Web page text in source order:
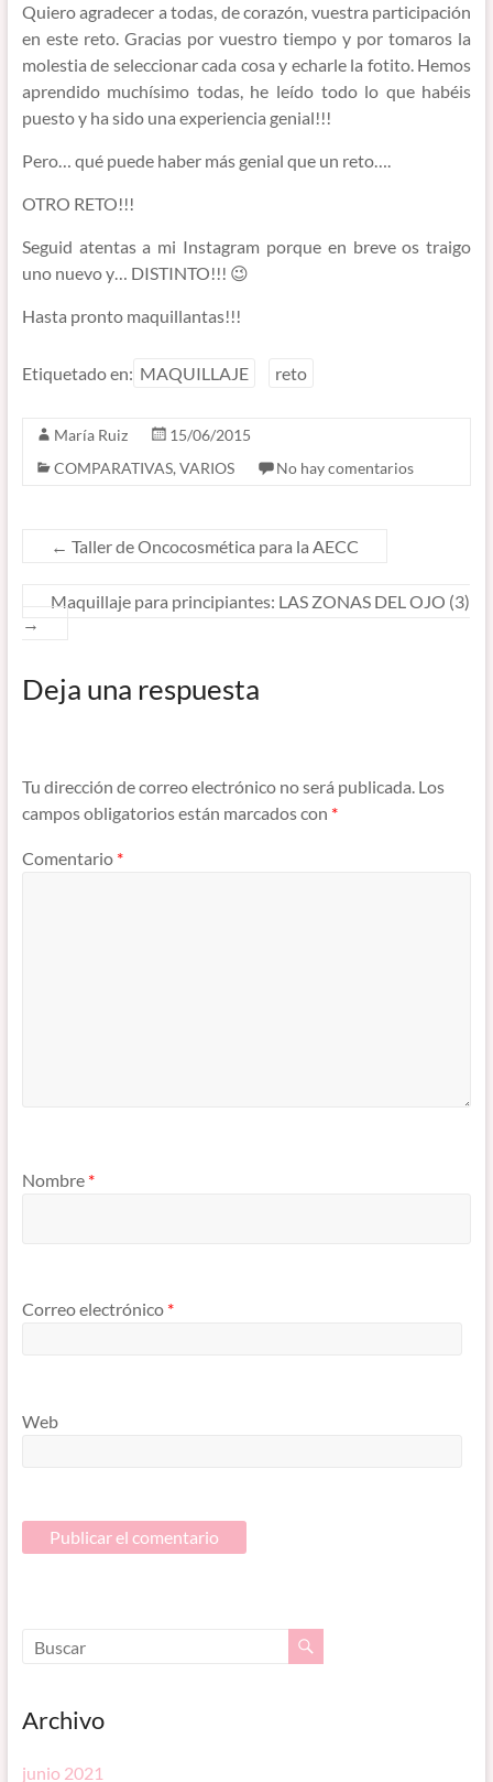
Quiero agradecer a todas, de corazón, vuestra participación
en este reto. Gracias por vuestro tiempo y por tomaros la
molestia de seleccionar cada cosa y echarle la fotito. Hemos
aprendido muchísimo todas, he leído todo lo que habéis
puesto y ha sido una experiencia genial!!!
Pero… qué puede haber más genial que un reto….
OTRO RETO!!!
Seguid atentas a mi Instagram porque en breve os traigo
uno nuevo y… DISTINTO!!! 😉
Hasta pronto maquillantas!!!
Etiquetado en: MAQUILLAJE reto
María Ruiz
15/06/2015
COMPARATIVAS, VARIOS No hay comentarios
← Taller de Oncocosmética para la AECC
Maquillaje para principiantes: LAS ZONAS DEL OJO (3)
→
Deja una respuesta
Tu dirección de correo electrónico no será publicada. Los
campos obligatorios están marcados con *
Comentario *
Nombre *
Correo electrónico *
Web
Archivo
junio 2021